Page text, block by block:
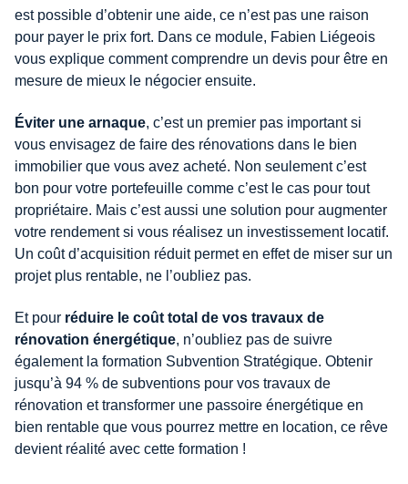
est possible d’obtenir une aide, ce n’est pas une raison
pour payer le prix fort. Dans ce module, Fabien Liégeois
vous explique comment comprendre un devis pour être en
mesure de mieux le négocier ensuite.
Éviter une arnaque, c’est un premier pas important si
vous envisagez de faire des rénovations dans le bien
immobilier que vous avez acheté. Non seulement c’est
bon pour votre portefeuille comme c’est le cas pour tout
propriétaire. Mais c’est aussi une solution pour augmenter
votre rendement si vous réalisez un investissement locatif.
Un coût d’acquisition réduit permet en effet de miser sur un
projet plus rentable, ne l’oubliez pas.
Et pour réduire le coût total de vos travaux de
rénovation énergétique, n’oubliez pas de suivre
également la formation Subvention Stratégique. Obtenir
jusqu’à 94 % de subventions pour vos travaux de
rénovation et transformer une passoire énergétique en
bien rentable que vous pourrez mettre en location, ce rêve
devient réalité avec cette formation !